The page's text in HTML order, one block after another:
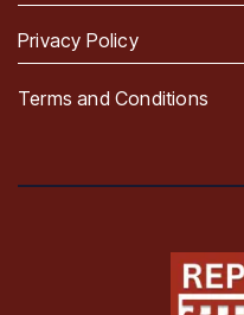
Privacy Policy
Terms and Conditions